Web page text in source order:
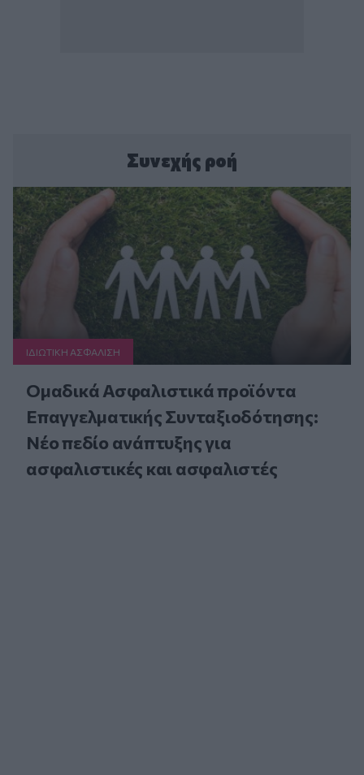
Συνεχής ροή
ΙΔΙΩΤΙΚΗ ΑΣΦAΛΙΣΗ
Ομαδικά Ασφαλιστικά προϊόντα
Επαγγελματικής Συνταξιοδότησης:
Νέο πεδίο ανάπτυξης για
ασφαλιστικές και ασφαλιστές